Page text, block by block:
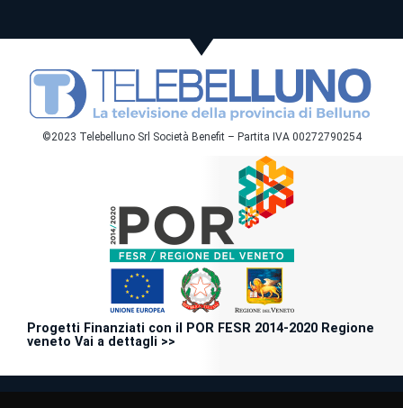
©2023 Telebelluno Srl Società Benefit – Partita IVA 00272790254
Progetti Finanziati con il POR FESR 2014-2020 Regione
veneto Vai a dettagli >>